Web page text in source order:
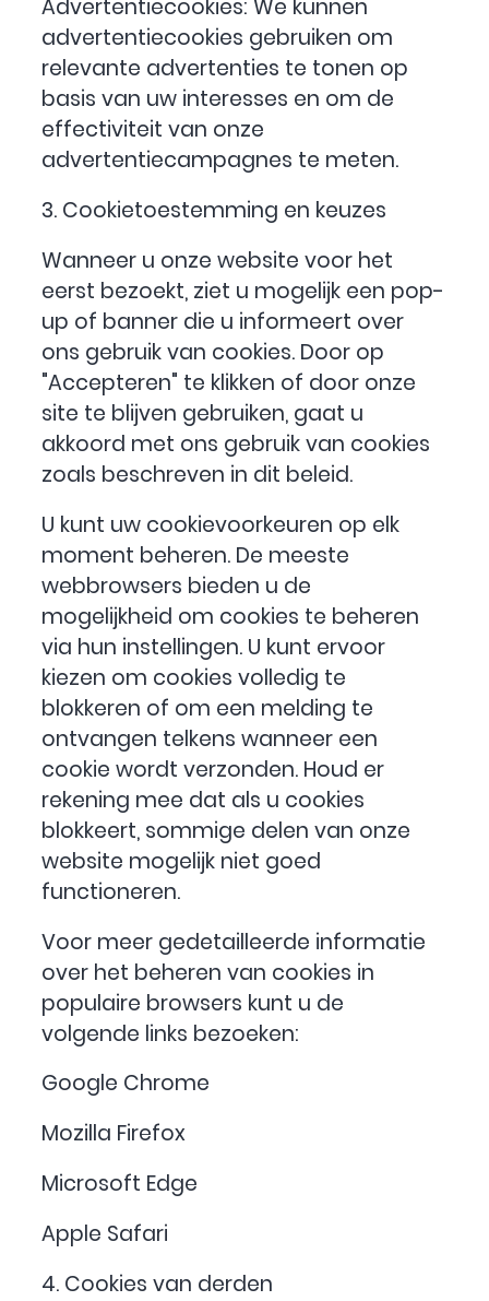
Advertentiecookies: We kunnen
advertentiecookies gebruiken om
relevante advertenties te tonen op
basis van uw interesses en om de
effectiviteit van onze
advertentiecampagnes te meten.
3. Cookietoestemming en keuzes
Wanneer u onze website voor het
eerst bezoekt, ziet u mogelijk een pop-
up of banner die u informeert over
ons gebruik van cookies. Door op
"Accepteren" te klikken of door onze
site te blijven gebruiken, gaat u
akkoord met ons gebruik van cookies
zoals beschreven in dit beleid.
U kunt uw cookievoorkeuren op elk
moment beheren. De meeste
webbrowsers bieden u de
mogelijkheid om cookies te beheren
via hun instellingen. U kunt ervoor
kiezen om cookies volledig te
blokkeren of om een melding te
ontvangen telkens wanneer een
cookie wordt verzonden. Houd er
rekening mee dat als u cookies
blokkeert, sommige delen van onze
website mogelijk niet goed
functioneren.
Voor meer gedetailleerde informatie
over het beheren van cookies in
populaire browsers kunt u de
volgende links bezoeken:
Google Chrome
Mozilla Firefox
Microsoft Edge
Apple Safari
4. Cookies van derden